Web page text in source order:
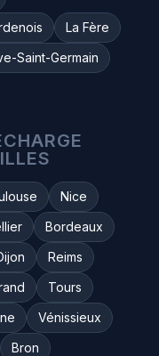
La Fère
Saint-Germain
Nice
Bordeaux
Reims
Tours
Vénissieux
Bron